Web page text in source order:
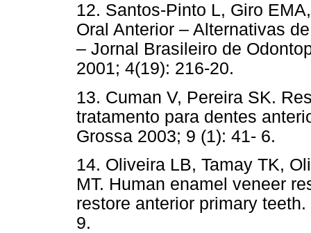
12. Santos-Pinto L, Giro
Oral Anterior – Alternativas
– Jornal Brasileiro de
2001; 4(19): 216-20.
13. Cuman V, Pereira SK.
tratamento para dentes
Grossa 2003; 9 (1): 41- 6.
14. Oliveira LB, Tamay TK,
MT. Human enamel veneer
restore anterior primary
9.